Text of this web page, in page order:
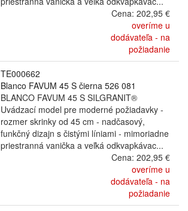
Cena: 202,95 €
overíme u
dodávateľa - na
požiadanie
TE000662
Blanco FAVUM 45 S čierna 526 081
BLANCO FAVUM 45 S SILGRANIT®
Uvádzací model pre moderné požiadavky -
rozmer skrinky od 45 cm - nadčasový,
funkčný dizajn s čistými líniami - mimoriadne
priestranná vanička a veľká odkvapkávac...
Cena: 202,95 €
overíme u
dodávateľa - na
požiadanie